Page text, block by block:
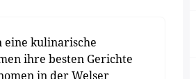
eine kulinarische
ihre besten Gerichte
in der Welser